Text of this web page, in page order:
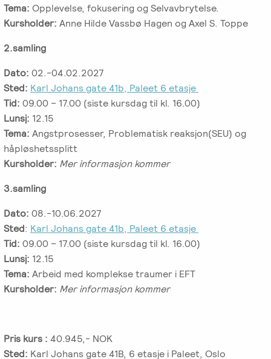
-
Spesialisering
Tema: Opplevelse, fokusering og Selvavbrytelse.
Kursholder: Anne Hilde Vassbø Hagen og Axel S. Toppe
2.samling
Dato: 02.-04.02.2027
Sted: Karl Johans gate 41b, Paleet 6 etasje
Tid: 09.00 – 17.00 (siste kursdag til kl. 16.00)
Lunsj: 12.15
Tema: Angstprosesser, Problematisk reaksjon(SEU) og
håpløshetssplitt
Kursholder: Mer informasjon kommer
3.samling
Dato: 08.-10.06.2027
Sted: Karl Johans gate 41b, Paleet 6 etasje
Tid: 09.00 – 17.00 (siste kursdag til kl. 16.00)
Lunsj: 12.15
Tema: Arbeid med komplekse traumer i EFT
Kursholder: Mer informasjon kommer
Pris kurs : 40.945,- NOK
Sted: Karl Johans gate 41B, 6 etasje i Paleet, Oslo